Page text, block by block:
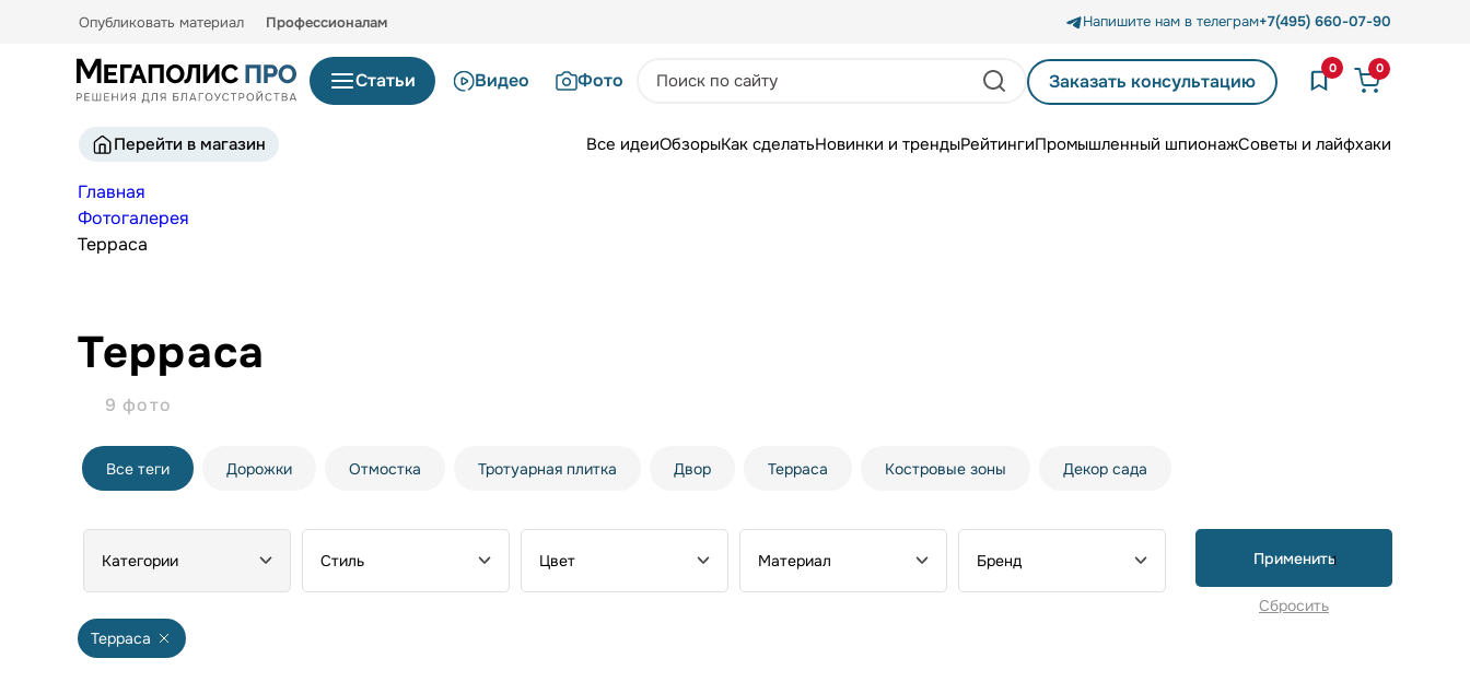
Опубликовать материал Профессионалам Напишите нам в телеграм+7(495) 660-07-90
Статьи Видео Фото Заказать консультацию
0 0
Перейти в магазин Все идеиОбзорыКак сделатьНовинки и трендыРейтингиПромышленный шпионажСоветы и лайфхаки
Главная
Фотогалерея
Терраса
Терраса
9 фото
Все теги Дорожки Отмостка Тротуарная плитка Двор Терраса Костровые зоны Декор сада
Категории 1
Стиль Цвет Материал Бренд
Терраса